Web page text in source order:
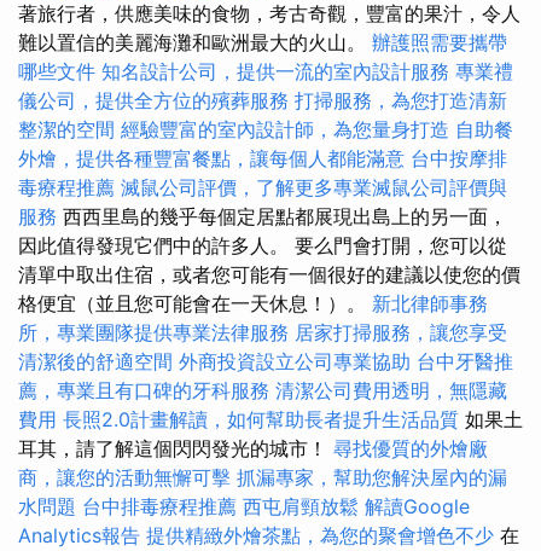
著旅行者，供應美味的食物，考古奇觀，豐富的果汁，令人
難以置信的美麗海灘和歐洲最大的火山。 辦護照需要攜帶
哪些文件 知名設計公司，提供一流的室內設計服務 專業禮
儀公司，提供全方位的殯葬服務 打掃服務，為您打造清新
整潔的空間 經驗豐富的室內設計師，為您量身打造 自助餐
外燴，提供各種豐富餐點，讓每個人都能滿意 台中按摩排
毒療程推薦 滅鼠公司評價，了解更多專業滅鼠公司評價與
服務 西西里島的幾乎每個定居點都展現出島上的另一面，
因此值得發現它們中的許多人。 要么門會打開，您可以從
清單中取出住宿，或者您可能有一個很好的建議以使您的價
格便宜（並且您可能會在一天休息！）。 新北律師事務
所，專業團隊提供專業法律服務 居家打掃服務，讓您享受
清潔後的舒適空間 外商投資設立公司專業協助 台中牙醫推
薦，專業且有口碑的牙科服務 清潔公司費用透明，無隱藏
費用 長照2.0計畫解讀，如何幫助長者提升生活品質 如果土
耳其，請了解這個閃閃發光的城市！ 尋找優質的外燴廠
商，讓您的活動無懈可擊 抓漏專家，幫助您解決屋內的漏
水問題 台中排毒療程推薦 西屯肩頸放鬆 解讀Google
Analytics報告 提供精緻外燴茶點，為您的聚會增色不少 在